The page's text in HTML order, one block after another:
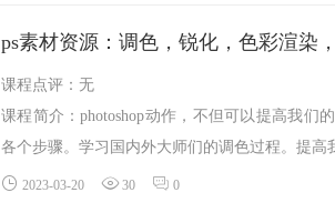
课程点评：无
课程简介：photoshop动作，不但可以提高我们
各个步骤。学习国内外大师们的调色过程。提高
2023-03-20 30 0